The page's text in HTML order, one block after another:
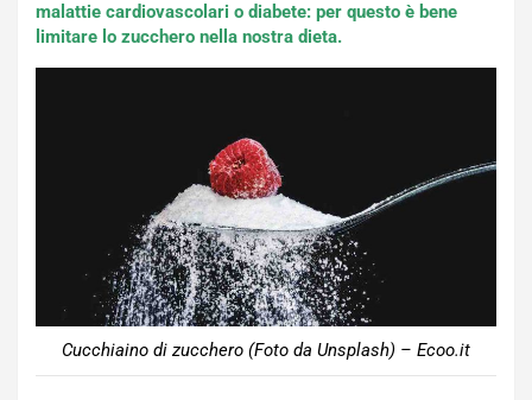
malattie cardiovascolari o diabete: per questo è bene
limitare lo zucchero nella nostra dieta.
Cucchiaino di zucchero (Foto da Unsplash) – Ecoo.it